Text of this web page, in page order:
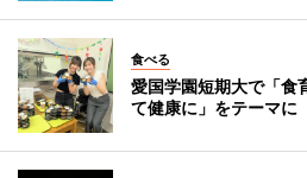
食べる
愛国学園短期大で「
て健康に」をテーマに